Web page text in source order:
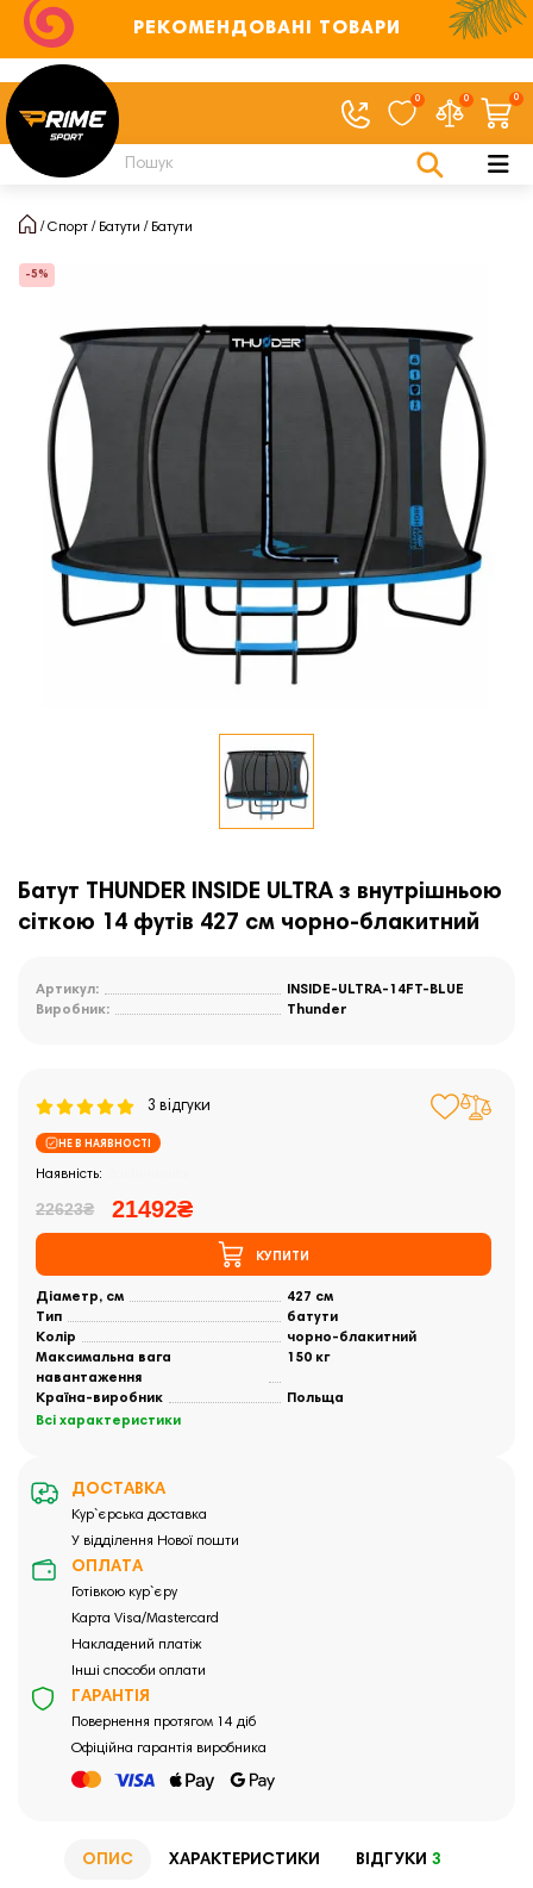
РЕКОМЕНДОВАНІ ТОВАРИ
0 0 0
Спорт Батути Батути
-5%
Батут THUNDER INSIDE ULTRA з внутрішньою
сіткою 14 футів 427 см чорно-блакитний
Артикул:
INSIDE-ULTRA-14FT-BLUE
Виробник:
Thunder
3 відгуки
НЕ В НАЯВНОСТІ
22623₴ 21492₴
КУПИТИ
Діаметр, см
427 см
Тип
батути
Колір
чорно-блакитний
Максимальна вага
навантаження
150 кг
Країна-виробник
Польща
Всі характеристики
ДОСТАВКА
Кур`єрська доставка
У відділення Нової пошти
ОПЛАТА
Готівкою кур`єру
Карта Visa/Mastercard
Накладений платіж
Інші способи оплати
ГАРАНТІЯ
Повернення протягом 14 діб
Офіційна гарантія виробника
ОПИС ХАРАКТЕРИСТИКИ ВІДГУКИ 3